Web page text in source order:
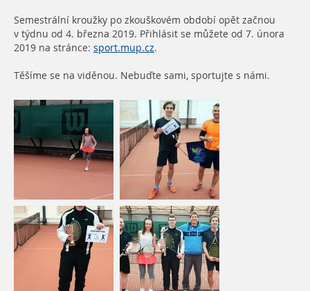
Semestrální kroužky po zkouškovém období opět začnou
v týdnu od 4. března 2019. Přihlásit se můžete od 7. února
2019 na stránce: sport.mup.cz.
Těšíme se na viděnou. Nebuďte sami, sportujte s námi.